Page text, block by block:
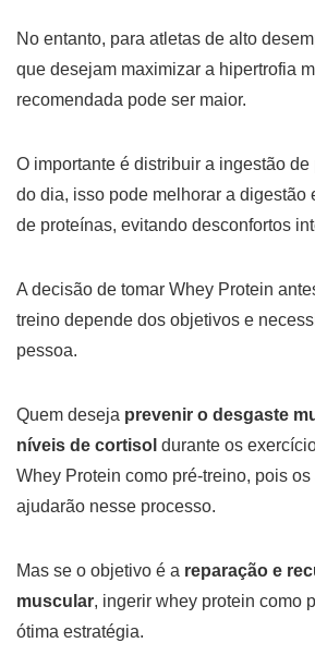
No entanto, para atletas de alto
que desejam maximizar a hipertrofia
recomendada pode ser maior.
O importante é distribuir a ingestão
do dia, isso pode melhorar a digestão
de proteínas, evitando desconfortos
A decisão de tomar Whey Protein
treino depende dos objetivos e
pessoa.
Quem deseja prevenir o desgaste
níveis de cortisol durante os
Whey Protein como pré-treino, pois
ajudarão nesse processo.
Mas se o objetivo é a reparação e
muscular, ingerir whey protein como
ótima estratégia.